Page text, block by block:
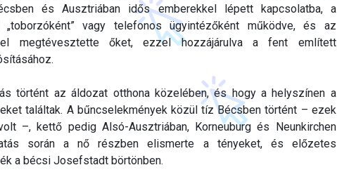
és Ausztriában idős emberekkel lépett kapcsolatba, a
„toborzóként” vagy telefonos ügyintézőként működve, és az
megtévesztette őket, ezzel hozzájárulva a fent említett
történt az áldozat otthona közelében, és hogy a helyszínen a
találtak. A bűncselekmények közül tíz Bécsben történt – ezek
–, kettő pedig Alsó-Ausztriában, Korneuburg és Neunkirchen
során a nő részben elismerte a tényeket, és előzetes
a bécsi Josefstadt börtönben.